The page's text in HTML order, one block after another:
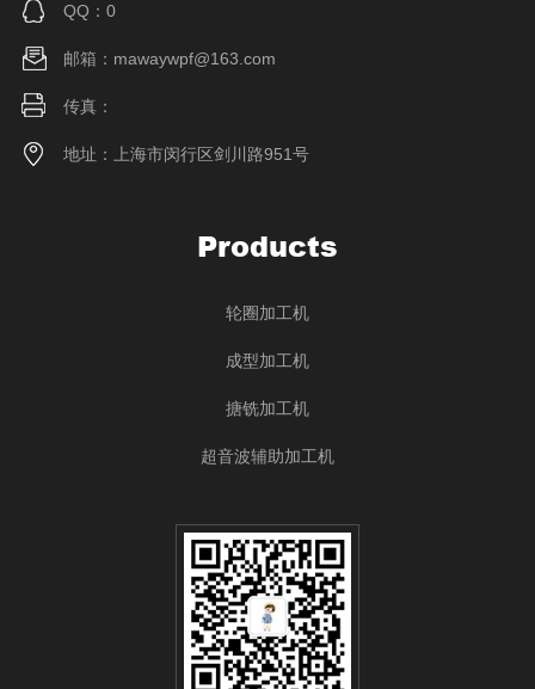
QQ：0
邮箱：mawaywpf@163.com
传真：
地址：上海市闵行区剑川路951号
Products
轮圈加工机
成型加工机
搪铣加工机
超音波辅助加工机